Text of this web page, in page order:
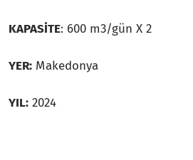
KAPASİTE: 600 m3/gün X 2
YER: Makedonya
YIL: 2024